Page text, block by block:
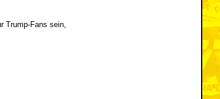
Trump-Fans sein,